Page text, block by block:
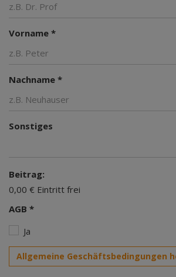
Vorname *
Nachname *
Sonstiges
Beitrag:
0,00 € Eintritt frei
AGB *
Ja
Allgemeine Geschäftsbedingungen